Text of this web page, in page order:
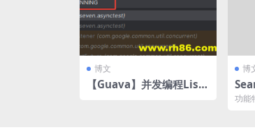
博文
【Guava】并发编程List
博
fy
功能